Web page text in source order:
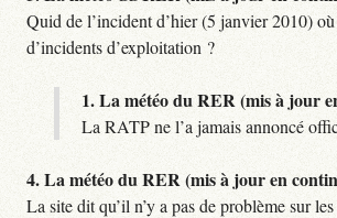
Quid de l’incident d’hier (5 janvier 2010)
d’incidents d’exploitation ?
1.La météo du RER (mis à jour
La RATP ne l’a jamais annoncé
4.La météo du RER (mis à jour en
La site dit qu’il n’y a pas de problème sur